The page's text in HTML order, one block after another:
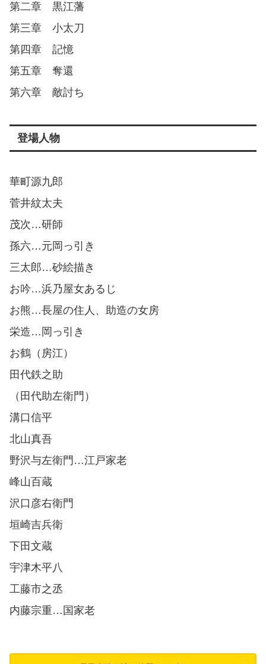
第二章 黒江藩
第三章 小太刀
第四章 記憶
第五章 奪還
第六章 敵討ち
登場人物
華町源九郎
菅井紋太夫
茂次…研師
孫六…元岡っ引き
三太郎…砂絵描き
お吟…浜乃屋女あるじ
お熊…長屋の住人、助造の女房
栄造…岡っ引き
お鶴（房江）
田代鉄之助
（田代助左衛門）
溝口信平
北山真吾
野沢与左衛門…江戸家老
峰山百蔵
沢口彦右衛門
垣崎吉兵衛
下田文蔵
宇津木平八
工藤市之丞
内藤宗重…国家老